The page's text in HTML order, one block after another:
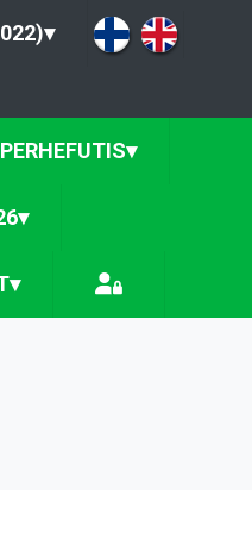
▾
PERHEFUTIS▾
▾
▾